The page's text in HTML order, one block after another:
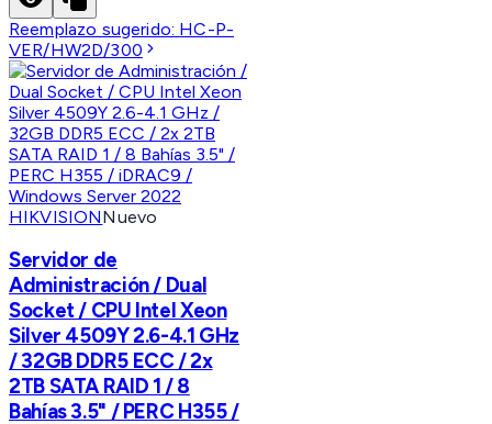
Reemplazo sugerido: HC-P-
VER/HW2D/300
HIKVISIONNuevo
Servidor de
Administración / Dual
Socket / CPU Intel Xeon
Silver 4509Y 2.6-4.1 GHz
/ 32GB DDR5 ECC / 2x
2TB SATA RAID 1 / 8
Bahías 3.5" / PERC H355 /